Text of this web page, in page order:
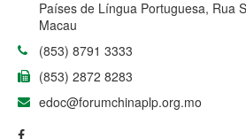
Países de Língua Portuguesa, Rua
Macau
(853) 8791 3333
(853) 2872 8283
edoc@forumchinaplp.org.mo